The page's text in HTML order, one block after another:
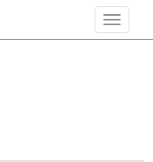
Toggle